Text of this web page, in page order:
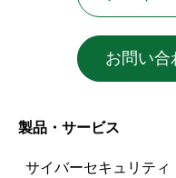
お問
製品・サービス
サイバーセキュリティ